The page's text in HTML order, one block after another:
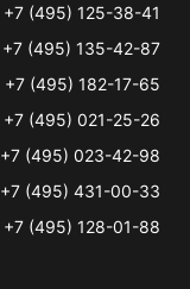
+7 (495) 125-38-41
+7 (495) 135-42-87
+7 (495) 182-17-65
+7 (495) 021-25-26
+7 (495) 023-42-98
+7 (495) 431-00-33
+7 (495) 128-01-88